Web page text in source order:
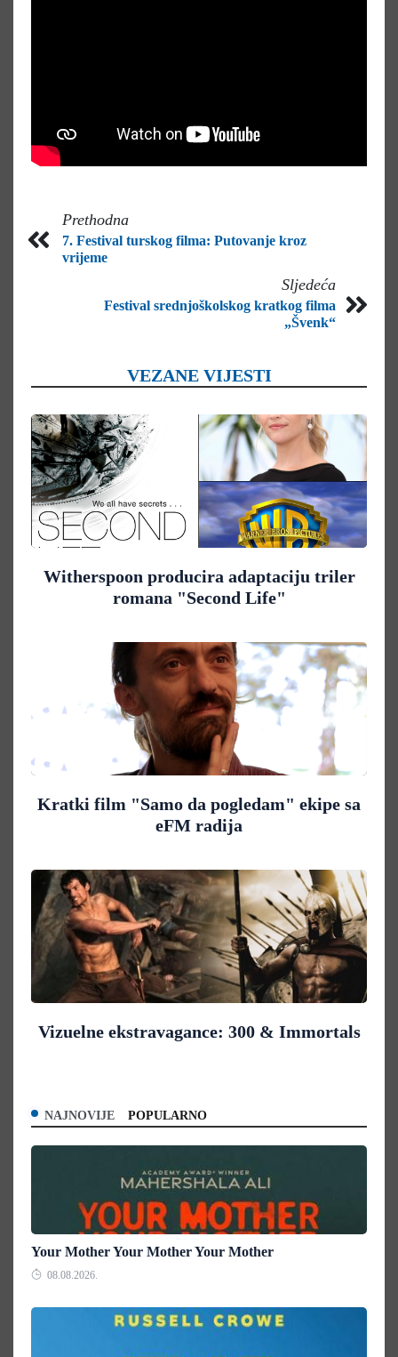
Prethodna
7. Festival turskog filma: Putovanje kroz
vrijeme
Sljedeća
Festival srednjoškolskog kratkog filma
„Švenk“
VEZANE VIJESTI
Witherspoon producira adaptaciju triler
romana "Second Life"
Kratki film "Samo da pogledam" ekipe sa
eFM radija
Vizuelne ekstravagance: 300 & Immortals
NAJNOVIJE POPULARNO
Your Mother Your Mother Your Mother
08.08.2026.